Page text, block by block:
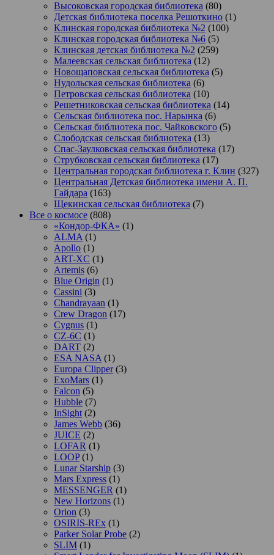
Высоковская городская библиотека (80)
Детская библиотека поселка Решоткино (1)
Клинская городская библиотека №2 (100)
Клинская городская библиотека №6 (5)
Клинская детская библиотека №2 (259)
Малеевская сельская библиотека (12)
Новощаповская сельская библиотека (5)
Нудольская сельская библиотека (6)
Петровская сельская библиотека (10)
Решетниковская сельская библиотека (14)
Сельская библиотека пос. Нарынка (6)
Сельская библиотека пос. Чайковского (5)
Слободская сельская библиотека (13)
Спас-Заулковская сельская библиотека (17)
Струбковская сельская библиотека (17)
Центральная городская библиотека г. Клин (327)
Центральная Детская библиотека имени А. П.
Гайдара (163)
Щекинская сельская библиотека (7)
Все о космосе (808)
«Кондор-ФКА» (1)
ALMA (1)
Apollo (1)
ART-XC (1)
Artemis (6)
Blue Origin (1)
Cassini (3)
Chandrayaan (1)
Crew Dragon (17)
Cygnus (1)
CZ-6C (1)
DART (2)
ESA NASA (1)
Europa Clipper(3)
ExoMars (1)
Falcon (5)
Hubble (7)
InSight (2)
James Webb (36)
JUICE (2)
LOFAR (1)
LOOP(1)
Lunar Starship (3)
Mars Express (1)
MESSENGER (1)
New Horizons (1)
Orion (3)
OSIRIS-REx (1)
Parker Solar Probe (2)
SLIM (1)